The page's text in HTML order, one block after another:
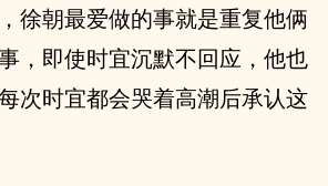
徐朝最爱做的事就是重复他俩
，即使时宜沉默不回应，他也
次时宜都会哭着高潮后承认这